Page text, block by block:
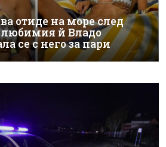
отиде на море след
любимия й Владо
се с него за пари